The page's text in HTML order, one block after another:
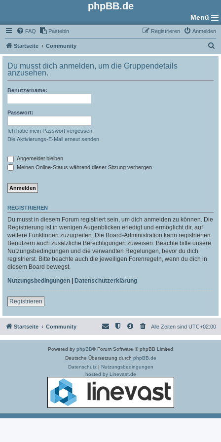
phpBB.de
Menü
FAQ Pastebin Anmelden
Registrieren
Startseite Community
u
Du musst dich anmelden, um die Gruppendetails
anzusehen.
Benutzername:
Passwort:
Ich habe mein Passwort vergessen
Die Aktivierungs-E-Mail erneut senden
Angemeldet bleiben
Meinen Online-Status während dieser Sitzung verbergen
REGISTRIEREN
Du musst in diesem Forum registriert sein, um dich anmelden zu können. Die
Registrierung ist in wenigen Augenblicken erledigt und ermöglicht dir, auf
weitere Funktionen zuzugreifen. Die Board-Administration kann registrierten
Benutzern auch zusätzliche Berechtigungen zuweisen. Beachte bitte unsere
Nutzungsbedingungen und die verwandten Regelungen, bevor du dich
registrierst. Bitte beachte auch die jeweiligen Forenregeln, wenn du dich in
diesem Board bewegst.
Nutzungsbedingungen | Datenschutzerklärung
Registrieren
Startseite Community Alle Zeiten sind UTC+02:00
Powered by phpBB® Forum Software © phpBB Limited
Deutsche Übersetzung durch phpBB.de
Datenschutz| Nutzungsbedingungen
hosted by Linevast.de